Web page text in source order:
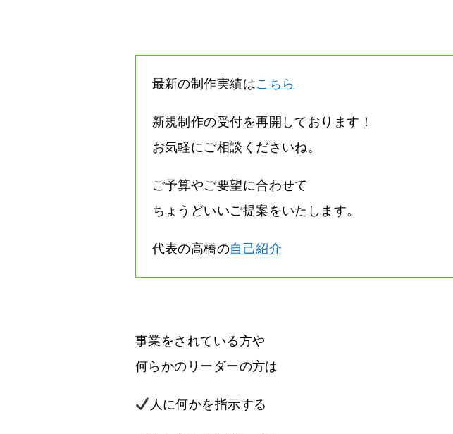
最新の制作実績はこちら
新規制作の受付を再開しております！
お気軽にご相談くださいね。
ご予算やご要望に合わせて
ちょうどいいご提案をいたします。
代表の高橋の自己紹介
事業をされている方や
何らかのリーダーの方は
人に何かを指示する